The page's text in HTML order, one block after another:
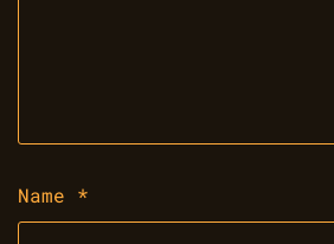
Name *